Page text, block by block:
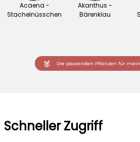
Acaena -
Stachelnüsschen
Akanthus -
Bärenklau
Die passenden Pflanzen für
Schneller Zugriff